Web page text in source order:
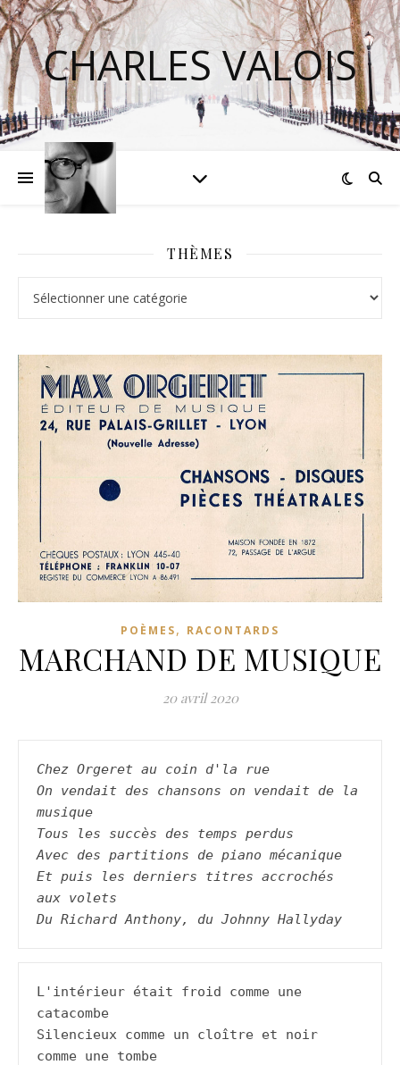
CHARLES VALOIS
THÈMES
POÈMES, RACONTARDS
MARCHAND DE MUSIQUE
20 avril 2020
Chez Orgeret au coin d'la rue
On vendait des chansons on vendait de la
musique
Tous les succès des temps perdus
Avec des partitions de piano mécanique
Et puis les derniers titres accrochés
aux volets
Du Richard Anthony, du Johnny Hallyday
L'intérieur était froid comme une
catacombe
Silencieux comme un cloître et noir
comme une tombe